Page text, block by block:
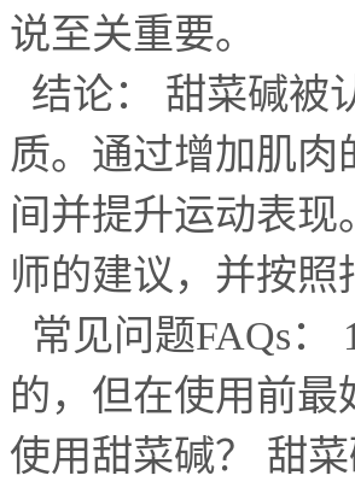
说至关重要。
结论： 甜菜碱被
质。通过增加肌
间并提升运动表
师的建议，并按
常见问题FAQs：
的，但在使用前
使用甜菜碱？ 甜